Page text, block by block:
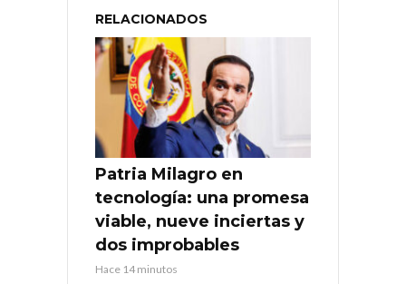
RELACIONADOS
Patria Milagro en
tecnología: una promesa
viable, nueve inciertas y
dos improbables
Hace 14 minutos